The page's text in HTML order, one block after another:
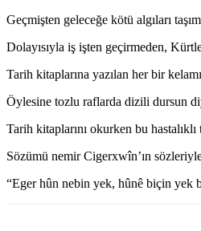
Geçmişten geleceğe kötü algıları
Dolayısıyla iş işten geçirmeden,
Tarih kitaplarına yazılan her bir
Öylesine tozlu raflarda dizili dursun
Tarih kitaplarını okurken bu
Sözümü nemir Cigerxwîn’ın
“Eger hûn nebin yek, hûnê biçin yek